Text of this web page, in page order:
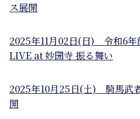
ス展開
2025年11月02日(日) 令和6
LIVE at 妙圀寺 振る舞い
2025年10月25日(土) 騎馬武
開